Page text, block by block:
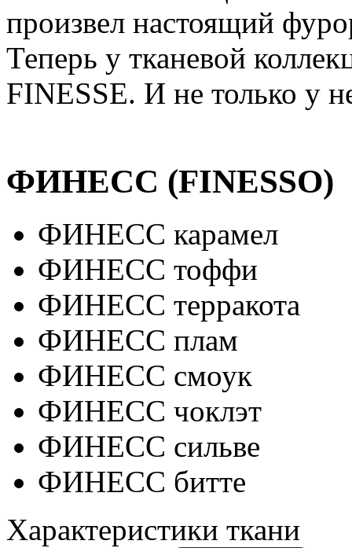
произвел настоящий
Теперь у тканевой
FINESSE. И не только у
ФИНЕСС (FINESSO)
ФИНЕСС карамел
ФИНЕСС тоффи
ФИНЕСС терракота
ФИНЕСС плам
ФИНЕСС смоук
ФИНЕСС чоклэт
ФИНЕСС сильве
ФИНЕСС битте
Характеристики ткани